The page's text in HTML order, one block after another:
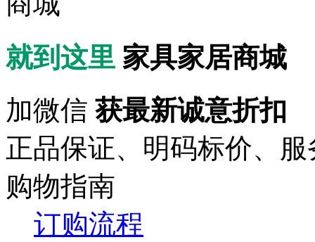
就到这里 家具家居商城
加微信 获最新诚意折扣
正品保证、明码标价、
购物指南
订购流程